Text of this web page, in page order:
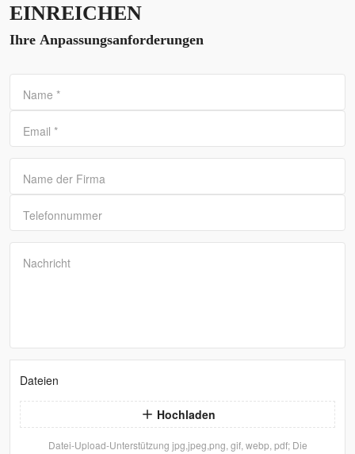
EINREICHEN
Ihre Anpassungsanforderungen
Name *
Email *
Name der Firma
Telefonnummer
Nachricht
Dateien
Hochladen
Datei-Upload-Unterstützung jpg,jpeg,png, gif, webp, pdf; Die